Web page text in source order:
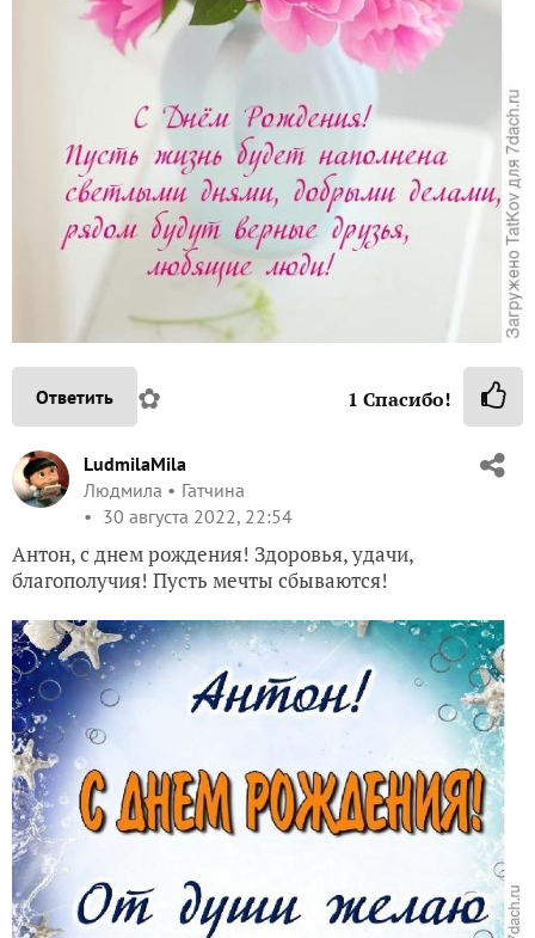
Ответить ✿ 1 Спасибо!
LudmilaMila
Людмила
Гатчина
30 августа 2022, 22:54
Антон, с днем рождения! Здоровья, удачи,
благополучия! Пусть мечты сбываются!